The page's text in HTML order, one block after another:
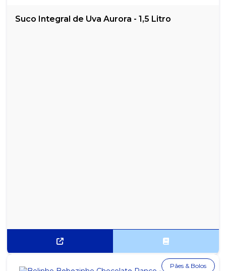
Suco Integral de Uva Aurora - 1,5 Litro
Pães & Bolos